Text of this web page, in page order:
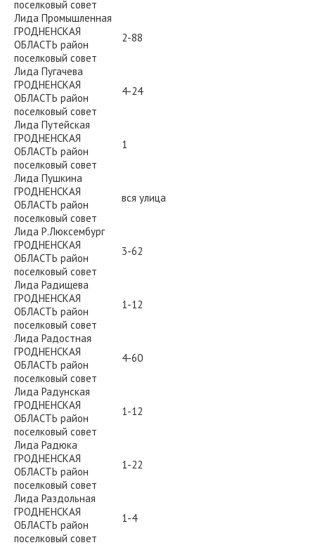
поселковый совет
Лида Промышленная
ГРОДНЕНСКАЯ
ОБЛАСТЬ район
поселковый совет
2-88
Лида Пугачева
ГРОДНЕНСКАЯ
ОБЛАСТЬ район
поселковый совет
4-24
Лида Путейская
ГРОДНЕНСКАЯ
ОБЛАСТЬ район
поселковый совет
1
Лида Пушкина
ГРОДНЕНСКАЯ
ОБЛАСТЬ район
поселковый совет
вся улица
Лида Р.Люксембург
ГРОДНЕНСКАЯ
ОБЛАСТЬ район
поселковый совет
3-62
Лида Радищева
ГРОДНЕНСКАЯ
ОБЛАСТЬ район
поселковый совет
1-12
Лида Радостная
ГРОДНЕНСКАЯ
ОБЛАСТЬ район
поселковый совет
4-60
Лида Радунская
ГРОДНЕНСКАЯ
ОБЛАСТЬ район
поселковый совет
1-12
Лида Радюка
ГРОДНЕНСКАЯ
ОБЛАСТЬ район
поселковый совет
1-22
Лида Раздольная
ГРОДНЕНСКАЯ
ОБЛАСТЬ район
поселковый совет
1-4